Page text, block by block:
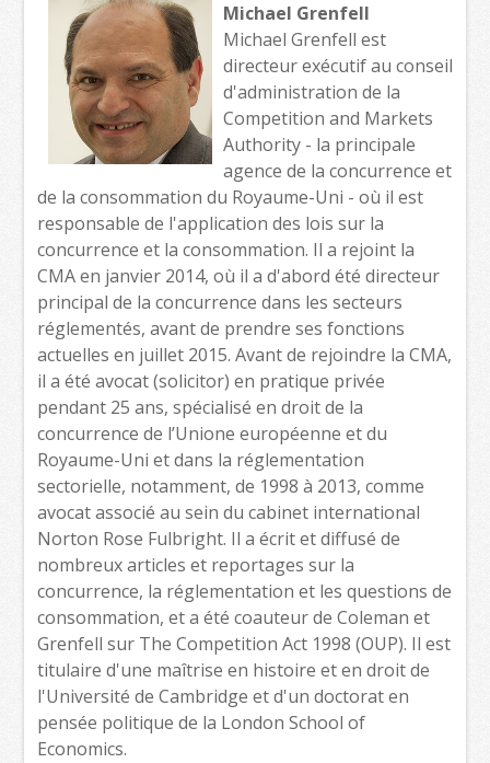
Michael Grenfell
Michael Grenfell est
directeur exécutif au conseil
d'administration de la
Competition and Markets
Authority - la principale
agence de la concurrence et
de la consommation du Royaume-Uni - où il est
responsable de l'application des lois sur la
concurrence et la consommation. Il a rejoint la
CMA en janvier 2014, où il a d'abord été directeur
principal de la concurrence dans les secteurs
réglementés, avant de prendre ses fonctions
actuelles en juillet 2015. Avant de rejoindre la CMA,
il a été avocat (solicitor) en pratique privée
pendant 25 ans, spécialisé en droit de la
concurrence de l’Unione européenne et du
Royaume-Uni et dans la réglementation
sectorielle, notamment, de 1998 à 2013, comme
avocat associé au sein du cabinet international
Norton Rose Fulbright. Il a écrit et diffusé de
nombreux articles et reportages sur la
concurrence, la réglementation et les questions de
consommation, et a été coauteur de Coleman et
Grenfell sur The Competition Act 1998 (OUP). Il est
titulaire d'une maîtrise en histoire et en droit de
l'Université de Cambridge et d'un doctorat en
pensée politique de la London School of
Economics.